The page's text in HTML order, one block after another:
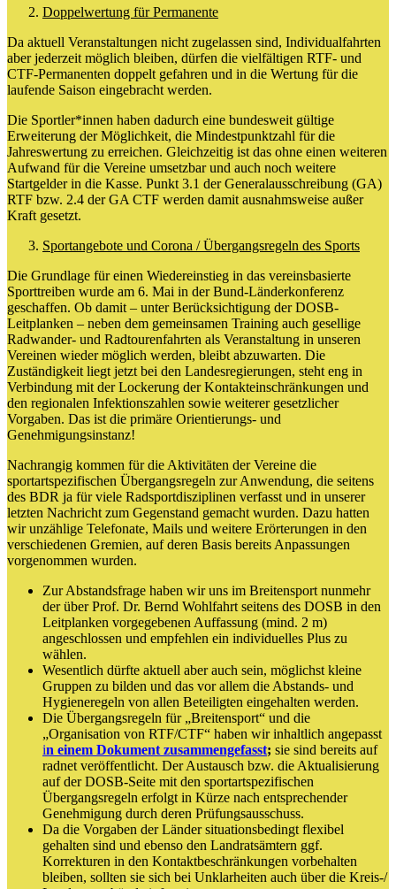
Doppelwertung für Permanente
Da aktuell Veranstaltungen nicht zugelassen sind, Individualfahrten
aber jederzeit möglich bleiben, dürfen die vielfältigen RTF- und
CTF-Permanenten doppelt gefahren und in die Wertung für die
laufende Saison eingebracht werden.
Die Sportler*innen haben dadurch eine bundesweit gültige
Erweiterung der Möglichkeit, die Mindestpunktzahl für die
Jahreswertung zu erreichen. Gleichzeitig ist das ohne einen weiteren
Aufwand für die Vereine umsetzbar und auch noch weitere
Startgelder in die Kasse. Punkt 3.1 der Generalausschreibung (GA)
RTF bzw. 2.4 der GA CTF werden damit ausnahmsweise außer
Kraft gesetzt.
Sportangebote und Corona / Übergangsregeln des Sports
Die Grundlage für einen Wiedereinstieg in das vereinsbasierte
Sporttreiben wurde am 6. Mai in der Bund-Länderkonferenz
geschaffen. Ob damit – unter Berücksichtigung der DOSB-
Leitplanken – neben dem gemeinsamen Training auch gesellige
Radwander- und Radtourenfahrten als Veranstaltung in unseren
Vereinen wieder möglich werden, bleibt abzuwarten. Die
Zuständigkeit liegt jetzt bei den Landesregierungen, steht eng in
Verbindung mit der Lockerung der Kontakteinschränkungen und
den regionalen Infektionszahlen sowie weiterer gesetzlicher
Vorgaben. Das ist die primäre Orientierungs- und
Genehmigungsinstanz!
Nachrangig kommen für die Aktivitäten der Vereine die
sportartspezifischen Übergangsregeln zur Anwendung, die seitens
des BDR ja für viele Radsportdisziplinen verfasst und in unserer
letzten Nachricht zum Gegenstand gemacht wurden. Dazu hatten
wir unzählige Telefonate, Mails und weitere Erörterungen in den
verschiedenen Gremien, auf deren Basis bereits Anpassungen
vorgenommen wurden.
Zur Abstandsfrage haben wir uns im Breitensport nunmehr
der über Prof. Dr. Bernd Wohlfahrt seitens des DOSB in den
Leitplanken vorgegebenen Auffassung (mind. 2 m)
angeschlossen und empfehlen ein individuelles Plus zu
wählen.
Wesentlich dürfte aktuell aber auch sein, möglichst kleine
Gruppen zu bilden und das vor allem die Abstands- und
Hygieneregeln von allen Beteiligten eingehalten werden.
Die Übergangsregeln für „Breitensport“ und die
„Organisation von RTF/CTF“ haben wir inhaltlich angepasst
in einem Dokument zusammengefasst; sie sind bereits auf
radnet veröffentlicht. Der Austausch bzw. die Aktualisierung
auf der DOSB-Seite mit den sportartspezifischen
Übergangsregeln erfolgt in Kürze nach entsprechender
Genehmigung durch deren Prüfungsausschuss.
Da die Vorgaben der Länder situationsbedingt flexibel
gehalten sind und ebenso den Landratsämtern ggf.
Korrekturen in den Kontaktbeschränkungen vorbehalten
bleiben, sollten sie sich bei Unklarheiten auch über die Kreis-/